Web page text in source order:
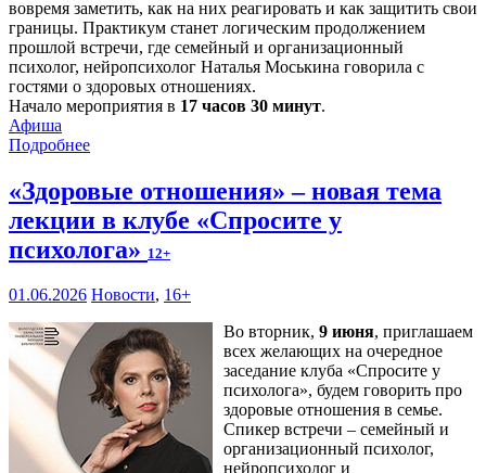
вовремя заметить, как на них реагировать и как защитить свои
границы. Практикум станет логическим продолжением
прошлой встречи, где семейный и организационный
психолог, нейропсихолог Наталья Моськина говорила с
гостями о здоровых отношениях.
Начало мероприятия в 17 часов 30 минут.
Афиша
Подробнее
«Здоровые отношения» – новая тема
лекции в клубе «Спросите у
психолога» 12+
01.06.2026 Новости, 16+
Во вторник, 9 июня, приглашаем
всех желающих на очередное
заседание клуба «Спросите у
психолога», будем говорить про
здоровые отношения в семье.
Спикер встречи – семейный и
организационный психолог,
нейропсихолог и